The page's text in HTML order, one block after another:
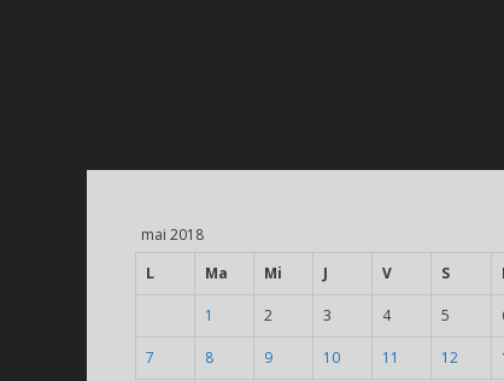
mai 2018
L
Ma Mi J V S
1 2 3 4 5
7 8 9 10 11 12